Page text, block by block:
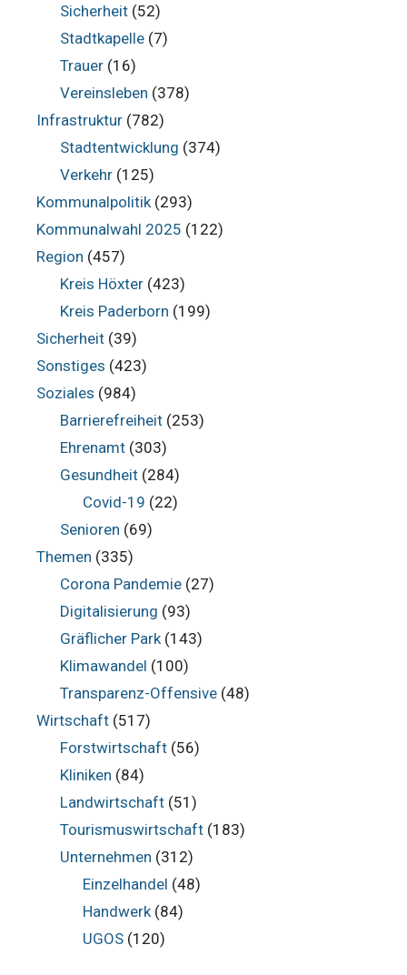
Sicherheit(52)
Stadtkapelle(7)
Trauer(16)
Vereinsleben (378)
Infrastruktur (782)
Stadtentwicklung (374)
Verkehr(125)
Kommunalpolitik (293)
Kommunalwahl 2025 (122)
Region (457)
Kreis Höxter(423)
Kreis Paderborn (199)
Sicherheit (39)
Sonstiges (423)
Soziales (984)
Barrierefreiheit(253)
Ehrenamt(303)
Gesundheit(284)
Covid-19 (22)
Senioren (69)
Themen (335)
Corona Pandemie(27)
Digitalisierung (93)
Gräflicher Park(143)
Klimawandel (100)
Transparenz-Offensive(48)
Wirtschaft (517)
Forstwirtschaft(56)
Kliniken (84)
Landwirtschaft(51)
Tourismuswirtschaft(183)
Unternehmen (312)
Einzelhandel (48)
Handwerk (84)
UGOS (120)